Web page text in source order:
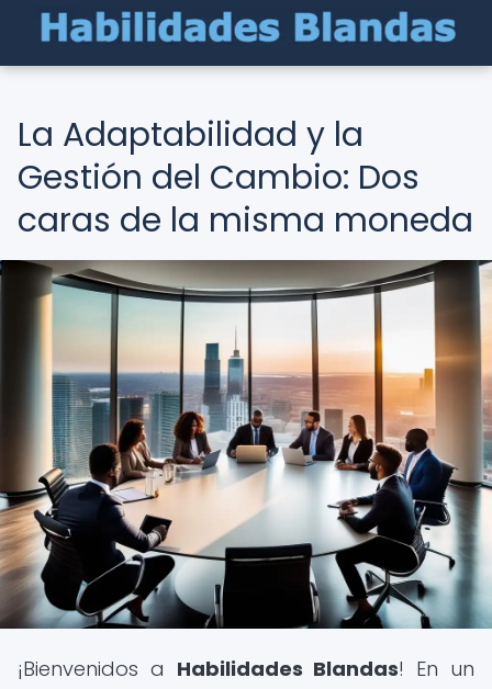
La Adaptabilidad y la
Gestión del Cambio: Dos
caras de la misma moneda
¡Bienvenidos a Habilidades Blandas! En un